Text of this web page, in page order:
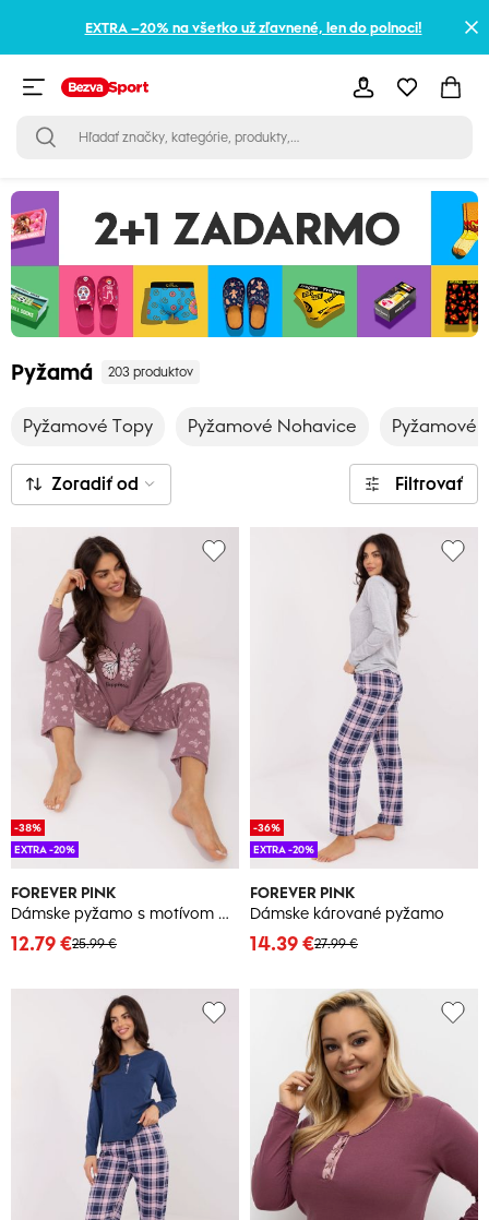
EXTRA –20% na všetko už zľavnené, len do polnoci!
Pyžamá 203 produktov
Pyžamové Topy Pyžamové Nohavice Pyžamové
Zoradiť od Filtrovať
FOREVER PINK
Dámske pyžamo s motívom motýľa
25.99 €
12.79 €
-38%
EXTRA -20%
FOREVER PINK
Dámske kárované pyžamo
27.99 €
14.39 €
-36%
EXTRA -20%